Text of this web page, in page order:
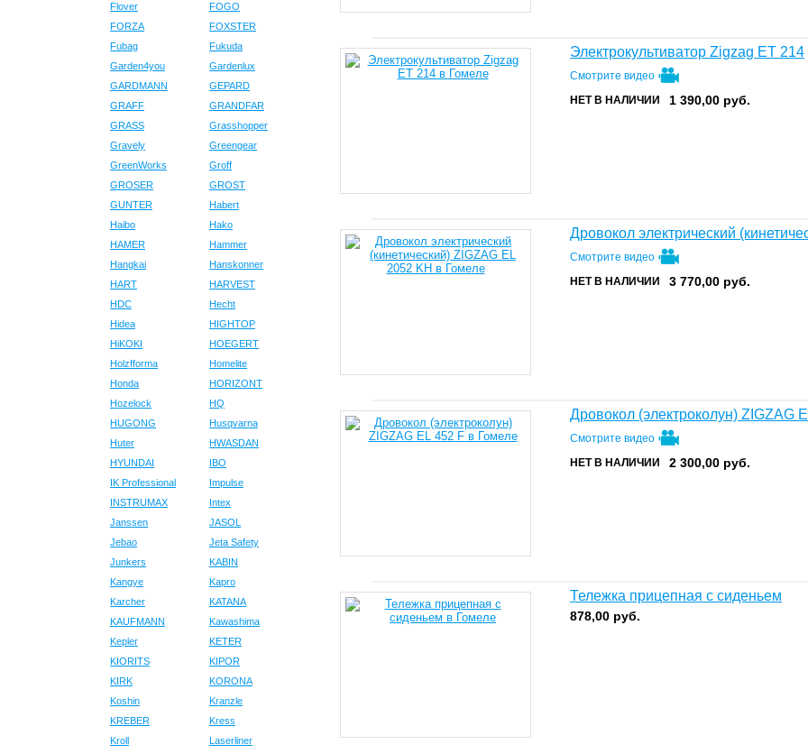
Flover
FOGO
FORZA
FOXSTER
Fubag
Fukuda
Garden4you
Gardenlux
GARDMANN
GEPARD
GRAFF
GRANDFAR
GRASS
Grasshopper
Gravely
Greengear
GreenWorks
Groff
GROSER
GROST
GUNTER
Habert
Haibo
Hako
HAMER
Hammer
Hangkai
Hanskonner
HART
HARVEST
HDC
Hecht
Hidea
HIGHTOP
HiKOKI
HOEGERT
Holzfforma
Homelite
Honda
HORIZONT
Hozelock
HQ
HUGONG
Husqvarna
Huter
HWASDAN
HYUNDAI
IBO
IK Professional
Impulse
INSTRUMAX
Intex
Janssen
JASOL
Jebao
Jeta Safety
Junkers
KABIN
Kangye
Kapro
Karcher
KATANA
KAUFMANN
Kawashima
Kepler
KETER
KIORITS
KIPOR
KIRK
KORONA
Koshin
Kranzle
KREBER
Kress
Kroll
Laserliner
Электрокультиватор Zigzag ET 214
Смотрите видео
НЕТ В НАЛИЧИИ
1 390,00 руб.
Дровокол электрический
Смотрите видео
НЕТ В НАЛИЧИИ
3 770,00 руб.
Дровокол (электроколун) ZIGZAG
Смотрите видео
НЕТ В НАЛИЧИИ
2 300,00 руб.
Тележка прицепная с сиденьем
878,00 руб.